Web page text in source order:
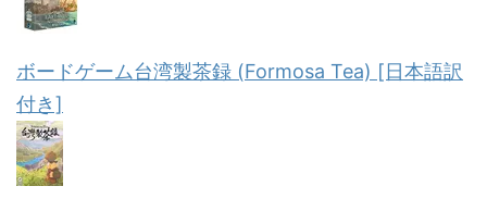
ボードゲーム台湾製茶録 (Formosa Tea) [日本語訳
付き]